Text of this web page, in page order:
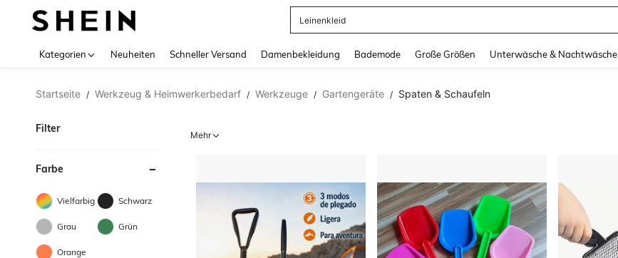
Sommertops
Kategorien Neuheiten Schneller Versand Damenbekleidung Bademode Große Größen Unterwäsche & Nachtwäsche
Startseite / Werkzeug & Heimwerkerbedarf / Werkzeuge / Gartengeräte / Spaten & Schaufeln
Filter
Farbe
Vielfarbig Schwarz
Grau Grün
Orange
Mehr